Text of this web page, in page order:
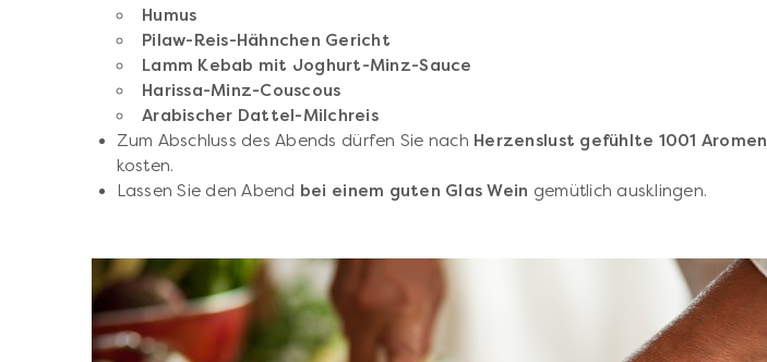
Humus
Pilaw-Reis-Hähnchen Gericht
Lamm Kebab mit Joghurt-Minz-Sauce
Harissa-Minz-Couscous
Arabischer Dattel-Milchreis
Zum Abschluss des Abends dürfen Sie nach Herzenslust gefühlte 1001 Aromen
kosten.
Lassen Sie den Abend bei einem guten Glas Wein gemütlich ausklingen.